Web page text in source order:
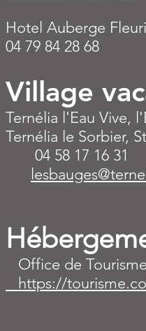
Hotel Auberge
04 79 84 28 68
Village
Ternélia l'Eau Vive,
Ternélia le Sorbier,
04 58 17 16 31
lesbauges@t
Office de
https://